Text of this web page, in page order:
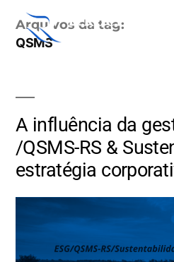
Arquivos da tag:
QSMS
A influência da
/QSMS-RS &
estratégia